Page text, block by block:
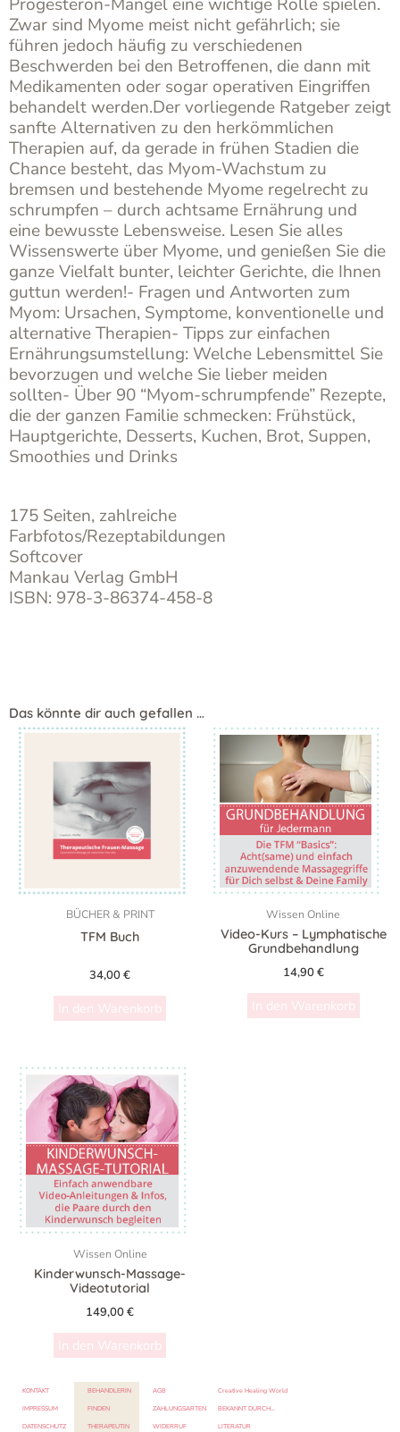
Progesteron-Mangel eine wichtige Rolle spielen.
Zwar sind Myome meist nicht gefährlich; sie
führen jedoch häufig zu verschiedenen
Beschwerden bei den Betroffenen, die dann mit
Medikamenten oder sogar operativen Eingriffen
behandelt werden.Der vorliegende Ratgeber zeigt
sanfte Alternativen zu den herkömmlichen
Therapien auf, da gerade in frühen Stadien die
Chance besteht, das Myom-Wachstum zu
bremsen und bestehende Myome regelrecht zu
schrumpfen – durch achtsame Ernährung und
eine bewusste Lebensweise. Lesen Sie alles
Wissenswerte über Myome, und genießen Sie die
ganze Vielfalt bunter, leichter Gerichte, die Ihnen
guttun werden!- Fragen und Antworten zum
Myom: Ursachen, Symptome, konventionelle und
alternative Therapien- Tipps zur einfachen
Ernährungsumstellung: Welche Lebensmittel Sie
bevorzugen und welche Sie lieber meiden
sollten- Über 90 “Myom-schrumpfende” Rezepte,
die der ganzen Familie schmecken: Frühstück,
Hauptgerichte, Desserts, Kuchen, Brot, Suppen,
Smoothies und Drinks
175 Seiten, zahlreiche
Farbfotos/Rezeptabildungen
Softcover
Mankau Verlag GmbH
ISBN: 978-3-86374-458-8
Das könnte dir auch gefallen …
BÜCHER & PRINT
TFM Buch
34,00€
In den Warenkorb
Wissen Online
Video-Kurs – Lymphatische
Grundbehandlung
14,90€
In den Warenkorb
Wissen Online
Kinderwunsch-Massage-
Videotutorial
149,00€
In den Warenkorb
KONTAKT
IMPRESSUM
DATENSCHUTZ
BEHANDLERIN
FINDEN
THERAPEUTIN
Creative Healing World
BEKANNT DURCH…
LITERATUR
AGB
ZAHLUNGSARTEN
WIDERRUF